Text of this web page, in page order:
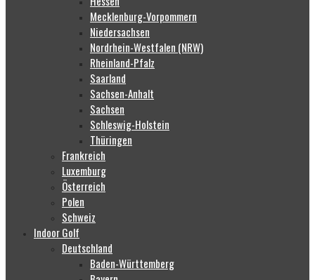
Mecklenburg-Vorpommern
Niedersachsen
Nordrhein-Westfalen (NRW)
Rheinland-Pfalz
Saarland
Sachsen-Anhalt
Sachsen
Schleswig-Holstein
Thüringen
Frankreich
Luxemburg
Österreich
Polen
Schweiz
Indoor Golf
Deutschland
Baden-Württemberg